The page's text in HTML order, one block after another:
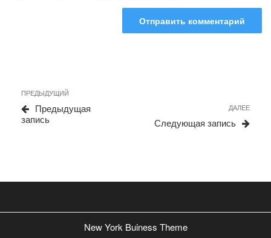
Навигация
по
записям
Предыдущая
запись
ПРЕДЫДУЩИЙ
Предыдущая
запись
ДАЛЕЕ
Следующая запись
New York Buiness Theme